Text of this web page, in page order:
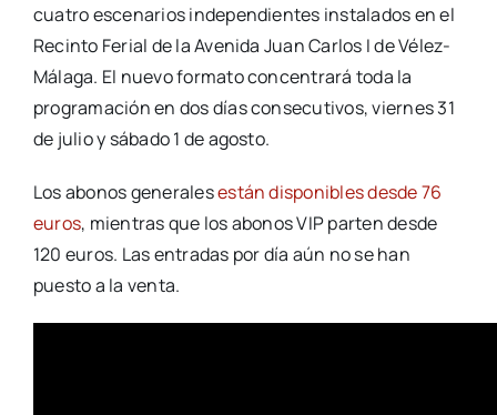
cuatro escenarios independientes instalados en el
Recinto Ferial de la Avenida Juan Carlos I de Vélez-
Málaga. El nuevo formato concentrará toda la
programación en dos días consecutivos, viernes 31
de julio y sábado 1 de agosto.
Los abonos generalesestán disponibles desde 76
euros, mientras que los abonos VIP parten desde
120 euros. Las entradas por día aún no se han
puesto a la venta.